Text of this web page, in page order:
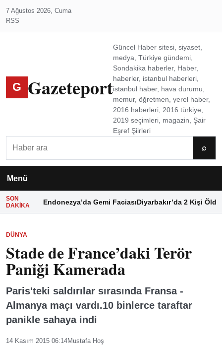
7 Ağustos 2026, Cuma
RSS
G Gazeteport
Güncel Haber sitesi, siyaset,
medya, Türkiye gündemi,
Sondakika haberler, Haber,
haberler, istanbul haberleri,
istanbul haber, hava durumu,
memur, öğretmen, yerel haber,
2016 haberleri, 2016 türkiye,
2019 seçimleri, magazin, Şair
Eşref Şiirleri
⌕
Menü
SON
DAKIKA
Endonezya’da Gemi FaciasıDiyarbakır’da 2 Kişi Öldü
DÜNYA
Stade de France’daki Terör
Paniği Kamerada
Paris'teki saldırılar sırasında Fransa -
Almanya maçı vardı.10 binlerce taraftar
panikle sahaya indi
14 Kasım 2015 06:14Mustafa Hoş